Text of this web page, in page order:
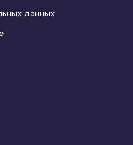
данных